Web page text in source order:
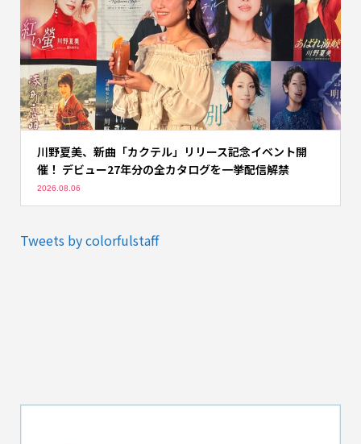
川野夏美、新曲「カクテル」リリース記念イベント開
催！ デビュー27年分の全カタログを一挙配信解禁
2026.08.06
Tweets by colorfulstaff